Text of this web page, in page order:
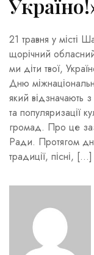
21 травня у місті
щорічний
ми діти твої,
Дню
який відзначають
та популяризації
громад. Про це
Ради. Протягом
традиції, пісні, […]